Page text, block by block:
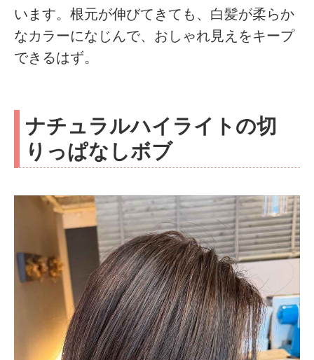
います。根元が伸びてきても、白髪が柔らか
なカラーになじんで、おしゃれ見えをキープ
できるはず。
ナチュラルハイライトの切
りっぱなしボブ